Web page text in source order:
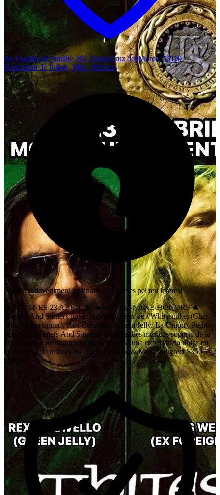
Av Fuentes de Satélite 202, Santa Cruz del Monte, 53110
Naucalpan de Juárez, Méx., México
Aquest esdeveniment ha finalitzat. Gràcies pel teu interès!
🚨 VIERNES 23 ABRIL 🚨 🔥WHITESNAKE HONORS 🔥
Masters And Sinners presentando lo mejor de #Whitesnake, (Chas
West ex Foreigner), Rex Caravello (Green Jelly/ La Unión), Pedro
Caudillo (Masters And Sinners) màs grandes músicos soporte de la
banda .harán de una noche de hard rock, una experiencia única en
esta la casa de todos Uds. $500 1st Row & Meet and greet $350
general